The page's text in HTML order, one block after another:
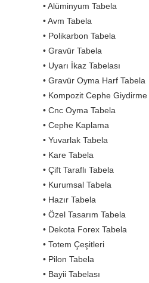
• Alüminyum Tabela
• Avm Tabela
• Polikarbon Tabela
• Gravür Tabela
• Uyarı İkaz Tabelası
• Gravür Oyma Harf Tabela
• Kompozit Cephe Giydirme
• Cnc Oyma Tabela
• Cephe Kaplama
• Yuvarlak Tabela
• Kare Tabela
• Çift Taraflı Tabela
• Kurumsal Tabela
• Hazır Tabela
• Özel Tasarım Tabela
• Dekota Forex Tabela
• Totem Çeşitleri
• Pilon Tabela
• Bayii Tabelası